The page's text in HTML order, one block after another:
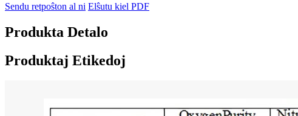
Sendu retpoŝton al ni Elŝutu kiel PDF
Produkta Detalo
Produktaj Etikedoj